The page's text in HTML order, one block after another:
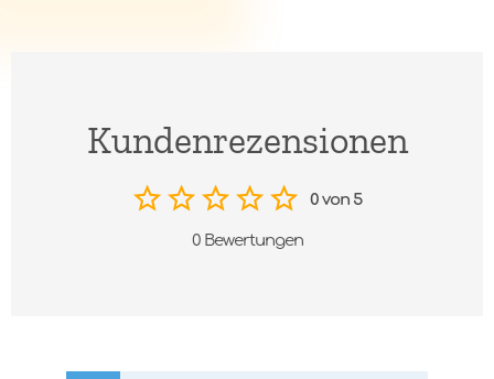
Kundenrezensionen
0 von 5
0 Bewertungen